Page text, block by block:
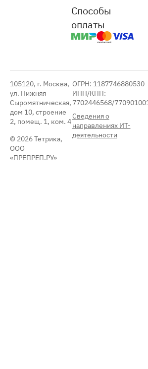
Способы
оплаты
105120, г. Москва,
ул. Нижняя
Сыромятническая,
дом 10, строение
2, помещ. 1, ком. 4
© 2026 Тетрика,
ООО
«ПРЕПРЕП.РУ»
ОГРН: 1187746880530
ИНН/КПП:
7702446568/
Сведения о
направлениях ИТ-
деятельности